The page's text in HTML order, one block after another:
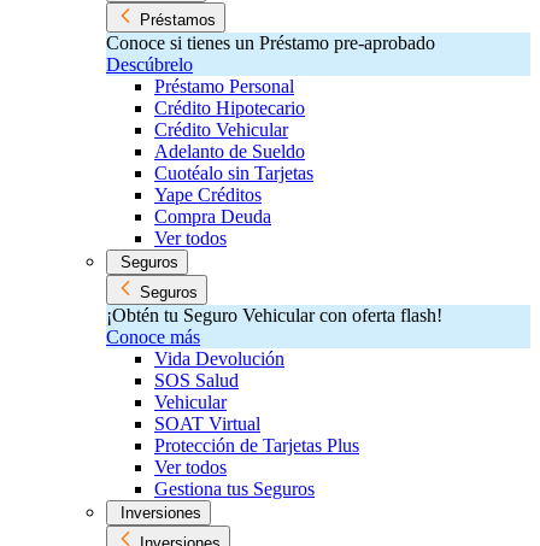
Préstamos
Conoce si tienes un Préstamo pre-aprobado
Descúbrelo
Préstamo Personal
Crédito Hipotecario
Crédito Vehicular
Adelanto de Sueldo
Cuotéalo sin Tarjetas
Yape Créditos
Compra Deuda
Ver todos
Seguros
Seguros
¡Obtén tu Seguro Vehicular con oferta flash!
Conoce más
Vida Devolución
SOS Salud
Vehicular
SOAT Virtual
Protección de Tarjetas Plus
Ver todos
Gestiona tus Seguros
Inversiones